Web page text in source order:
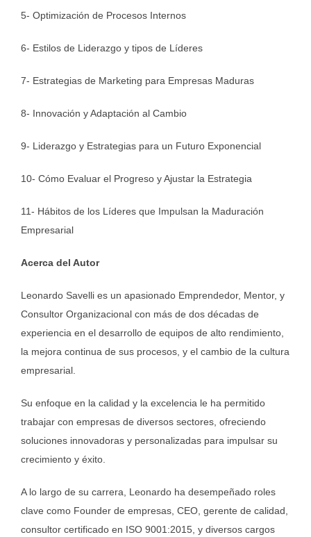
5- Optimización de Procesos Internos
6- Estilos de Liderazgo y tipos de Líderes
7- Estrategias de Marketing para Empresas Maduras
8- Innovación y Adaptación al Cambio
9- Liderazgo y Estrategias para un Futuro Exponencial
10- Cómo Evaluar el Progreso y Ajustar la Estrategia
11- Hábitos de los Líderes que Impulsan la Maduración
Empresarial
Acerca del Autor
Leonardo Savelli es un apasionado Emprendedor, Mentor, y
Consultor Organizacional con más de dos décadas de
experiencia en el desarrollo de equipos de alto rendimiento,
la mejora continua de sus procesos, y el cambio de la cultura
empresarial.
Su enfoque en la calidad y la excelencia le ha permitido
trabajar con empresas de diversos sectores, ofreciendo
soluciones innovadoras y personalizadas para impulsar su
crecimiento y éxito.
A lo largo de su carrera, Leonardo ha desempeñado roles
clave como Founder de empresas, CEO, gerente de calidad,
consultor certificado en ISO 9001:2015, y diversos cargos